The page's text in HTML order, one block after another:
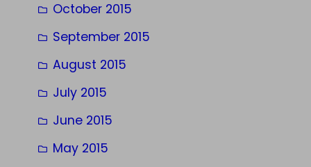
October 2015
September 2015
August 2015
July 2015
June 2015
May 2015